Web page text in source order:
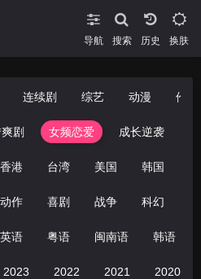
导航 搜索 换肤
连续剧 综艺 动漫 伦理
剧 女频恋爱 成长逆袭
香港 台湾 美国 韩国
动作 喜剧 战争 科幻
英语 粤语 闽南语 韩语
2023 2022 2021 2020